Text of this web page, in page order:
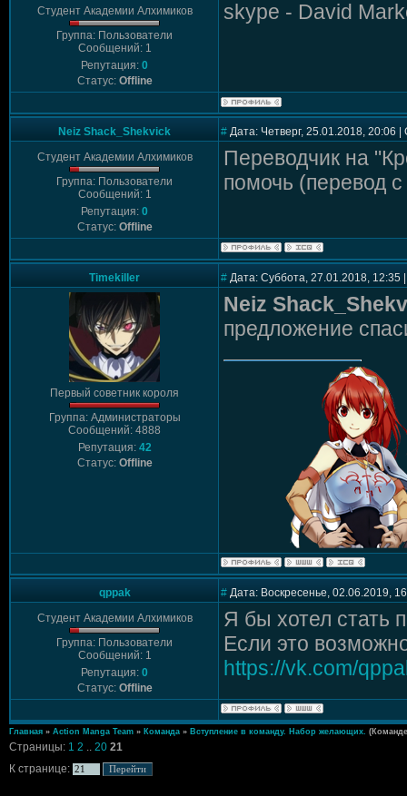
Студент Академии Алхимиков
Группа: Пользователи
Сообщений: 1
Репутация: 0
Статус: Offline
skype - David
Neiz Shack_Shekvick # Дата: Четверг, 25.01.2018, 20:06
Студент Академии Алхимиков
Группа: Пользователи
Сообщений: 1
Репутация: 0
Статус: Offline
Переводчик на
помочь (перевод с
Timekiller # Дата: Суббота, 27.01.2018,
Первый советник короля
Группа: Администраторы
Сообщений: 4888
Репутация: 42
Статус: Offline
Neiz
предложение
qppak # Дата: Воскресенье, 02.06.2019,
Студент Академии Алхимиков
Группа: Пользователи
Сообщений: 1
Репутация: 0
Статус: Offline
Я бы хотел стать
Если это
https://vk.com/
Главная » Action Manga Team » Команда » Вступление в команду. Набор желающих.
Страницы: 1 2 .. 20 21
К странице: